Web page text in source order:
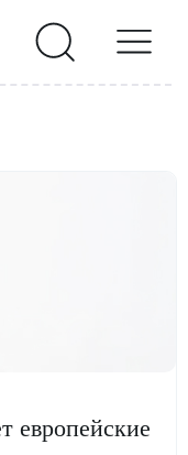
европейские